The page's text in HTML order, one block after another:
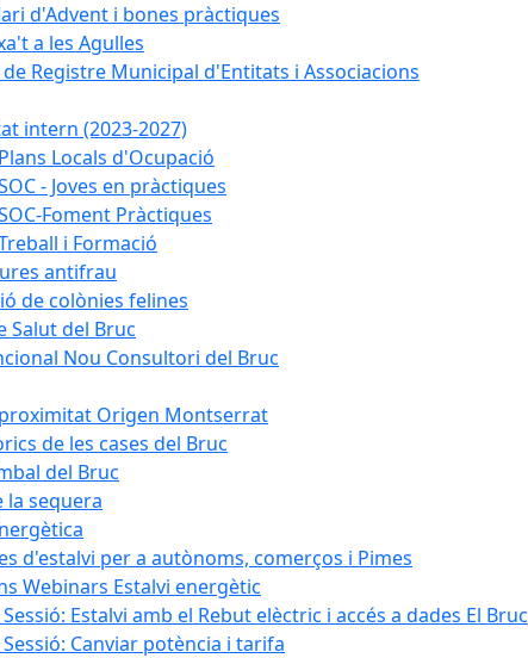
d'Advent i bones pràctiques
a les Agulles
Registre Municipal d'Entitats i Associacions
intern (2023-2027)
Locals d'Ocupació
- Joves en pràctiques
Foment Pràctiques
i Formació
antifrau
de colònies felines
Salut del Bruc
Nou Consultori del Bruc
Origen Montserrat
de les cases del Bruc
del Bruc
la sequera
d'estalvi per a autònoms, comerços i Pimes
Webinars Estalvi energètic
Sessió: Estalvi amb el Rebut elèctric i accés a dades El Bruc
Sessió: Canviar potència i tarifa